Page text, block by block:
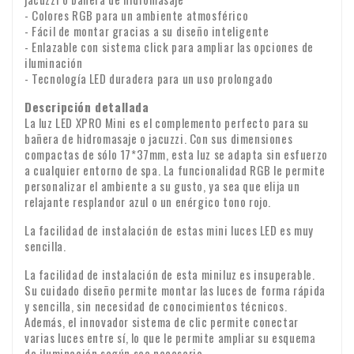
financiero sobre las que el empresario no tiene influencia;
g. para periódicos y revistas sueltos;
h. para grabaciones de audio y vídeo y software informático
Garantía: todos nuestros productos tienen una garantía de
dos años
Identidad empresarial
La entrega se realiza a través del cartero o del servicio de
paquetería de diferentes empresas de mensajería. Por lo
general, la entrega se realiza el siguiente día laborable
entre las 9:00 y las 18:00 horas. Lamentablemente, no
Comprobación al recibir el pedido
Compruebe el contenido de su paquete inmediatamente
después de recibirlo. ¿Falta algún artículo o han llegado
productos dañados? Envíenos inmediatamente un correo
electrónico con su número de pedido y, si es posible, fotos
de los daños.
Transferencia del IVA para clientes
empresariales
¿Realiza un pedido desde Europa con fines comerciales? En
ese caso, es posible transferir el IVA. En ese caso, no le
cobraremos el IVA en la factura. Su número de IVA se
comprobará automáticamente. ¿Su número de IVA no
funciona? Póngase en contacto con nosotros.
Si tiene alguna pregunta sobre el envío u otros asuntos, no
dude en ponerse en contacto con nosotros por correo
electrónico:info@xpropool.com
Vea aquí todas las opciones de pago
- Colores RGB para un ambiente atmosférico
- Fácil de montar gracias a su diseño inteligente
- Enlazable con sistema click para ampliar las opciones de
iluminación
- Tecnología LED duradera para un uso prolongado
Descripción detallada
La luz LED XPRO Mini es el complemento perfecto para su
bañera de hidromasaje o jacuzzi. Con sus dimensiones
compactas de sólo 17*37mm, esta luz se adapta sin esfuerzo
a cualquier entorno de spa. La funcionalidad RGB le permite
personalizar el ambiente a su gusto, ya sea que elija un
relajante resplandor azul o un enérgico tono rojo.
La facilidad de instalación de estas mini luces LED es muy
sencilla.
La facilidad de instalación de esta miniluz es insuperable.
Su cuidado diseño permite montar las luces de forma rápida
y sencilla, sin necesidad de conocimientos técnicos.
Además, el innovador sistema de clic permite conectar
varias luces entre sí, lo que le permite ampliar su esquema